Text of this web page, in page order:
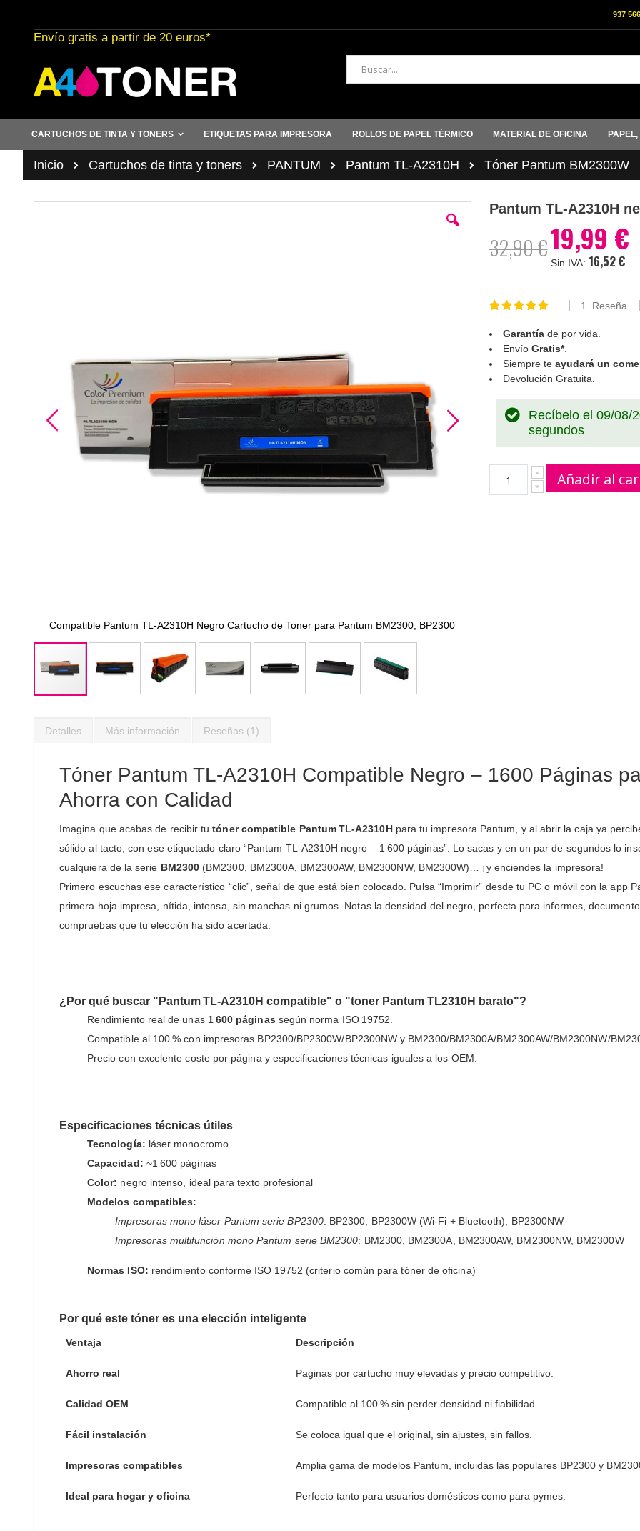
al
contenido
937
Envío gratis a partir de 20 euros*
Buscar
CARTUCHOS DE TINTA Y TONERS ETIQUETAS PARA IMPRESORA ROLLOS DE PAPEL TÉRMICO MATERIAL DE OFICINA PAPEL,
Inicio Cartuchos de tinta y toners PANTUM Pantum TL-A2310H Tóner Pantum BM2300W
Compatible Pantum TL-A2310H Negro Cartucho de Toner para Pantum BM2300, BP2300
comienzo
imágenes
Pantum TL-A2310H
32,90 €
Precio
especial
19,99 €
16,52 €
Valoración:
1 Reseña
Garantíade por vida.
Envío Gratis*.
Siempre te ayudará un
Devolución Gratuita.
Recíbelo el 09/08/
segundos
Añadir al
Detalles
Tóner Pantum TL-A2310H Compatible Negro – 1600 Páginas
Ahorra con Calidad
Imagina que acabas de recibir tutóner compatible Pantum TL‑A2310Hpara tu impresora Pantum, y al abrir la caja ya
sólido al tacto, con ese etiquetado claro “Pantum TL‑A2310H negro – 1 600 páginas”. Lo sacas y en un par de segundos lo
cualquiera de la serie BM2300 (BM2300, BM2300A, BM2300AW, BM2300NW, BM2300W)… ¡y enciendes la impresora!
Primero escuchas ese característico “clic”, señal de que está bien colocado. Pulsa “Imprimir” desde tu PC o móvil con la app
primera hoja impresa, nítida, intensa, sin manchas ni grumos. Notas la densidad del negro, perfecta para informes,
compruebas que tu elección ha sido acertada.
¿Por qué buscar "Pantum TL-A2310H compatible" o "toner Pantum TL2310H barato"?
Rendimiento real de unas 1 600 páginas según norma ISO 19752.
Compatible al 100 % con impresoras BP2300/BP2300W/BP2300NW y BM2300/BM2300A/BM2300AW/BM2300NW/
Precio con excelente coste por página y especificaciones técnicas iguales a los OEM.
Especificaciones técnicas útiles
Tecnología: láser monocromo
Capacidad: ~1 600 páginas
Color: negro intenso, ideal para texto profesional
Modelos compatibles:
Impresoras mono láser Pantum serie BP2300: BP2300, BP2300W (Wi‑Fi + Bluetooth), BP2300NW
Impresoras multifunción mono Pantum serie BM2300: BM2300, BM2300A, BM2300AW, BM2300NW, BM2300W
Normas ISO: rendimiento conforme ISO 19752 (criterio común para tóner de oficina)
Por qué este tóner es una elección inteligente
Ventaja Descripción
Ahorro real Paginas por cartucho muy elevadas y precio competitivo.
Calidad OEM Compatible al 100 % sin perder densidad ni fiabilidad.
Fácil instalación Se coloca igual que el original, sin ajustes, sin fallos.
Impresoras compatibles Amplia gama de modelos Pantum, incluidas las populares BP2300 y
Ideal para hogar y oficina Perfecto tanto para usuarios domésticos como para pymes.
Más información Reseñas 1